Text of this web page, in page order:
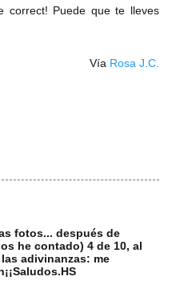
correct! Puede que te lleves
Vía Rosa J.C.
fotos... después de
he contado) 4 de 10, al
adivinanzas: me